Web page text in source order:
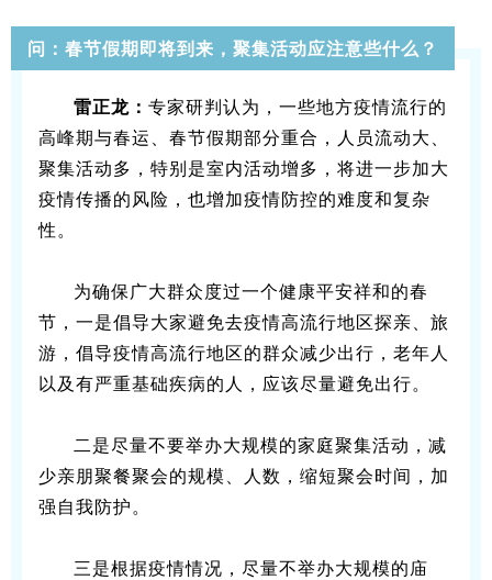
问：春节假期即将到来，聚集活动应注意些什么？
雷正龙： 专家研判认为，一些地方疫情流行的
高峰期与春运、春节假期部分重合，人员流动大、
聚集活动多，特别是室内活动增多，将进一步加大
疫情传播的风险，也增加疫情防控的难度和复杂
性。
为确保广大群众度过一个健康平安祥和的春
节，一是倡导大家避免去疫情高流行地区探亲、旅
游，倡导疫情高流行地区的群众减少出行，老年人
以及有严重基础疾病的人，应该尽量避免出行。
二是尽量不要举办大规模的家庭聚集活动，减
少亲朋聚餐聚会的规模、人数，缩短聚会时间，加
强自我防护。
三是根据疫情情况，尽量不举办大规模的庙